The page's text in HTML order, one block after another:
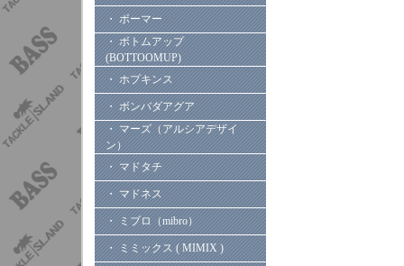
・ ボーマー
・ ボトムアップ
(BOTTOOMUP)
・ ホプキンス
・ ボンバダアグア
・ マーズ（アルシアデザイ
ン）
・ マドタチ
・ マドネス
・ ミブロ（mibro）
・ ミミックス ( MIMIX )